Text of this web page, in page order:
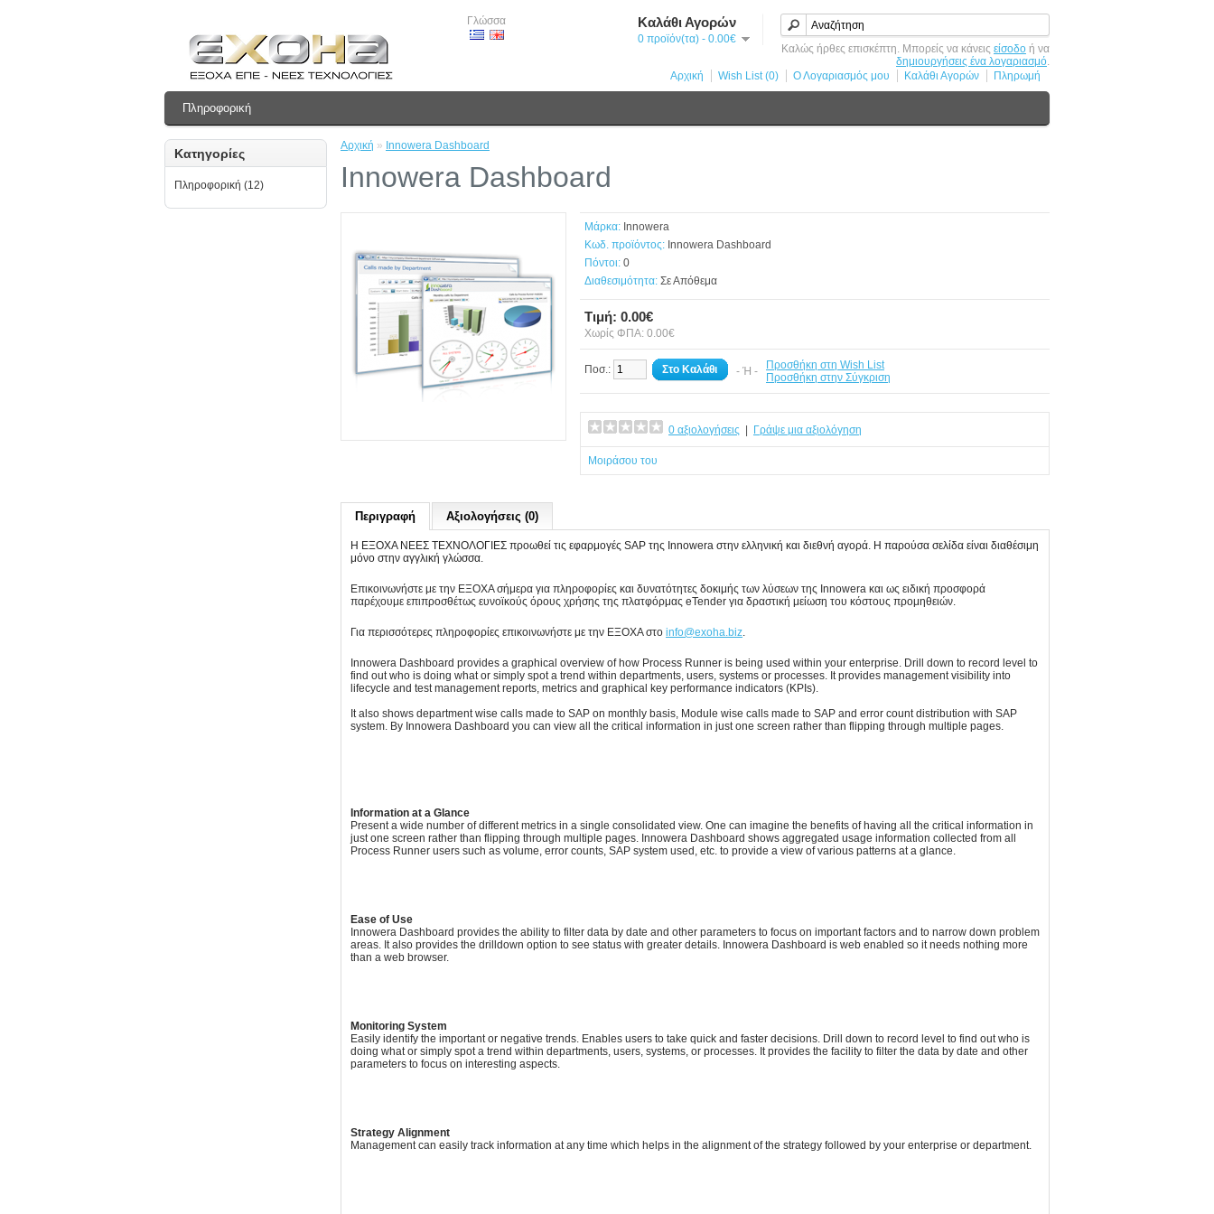
Γλώσσα Καλάθι Αγορών
0 προϊόν(τα) - 0.00€
Καλώς ήρθες επισκέπτη. Μπορείς να κάνεις είσοδο ή να
δημιουργήσεις ένα λογαριασμό.
Αρχική
Wish List (0) Ο Λογαριασμός μου Καλάθι Αγορών Πληρωμή
Πληροφορική
Κατηγορίες
Πληροφορική (12)
Αρχική » Innowera Dashboard
Innowera Dashboard
Μάρκα: Innowera
Κωδ. προϊόντος: Innowera Dashboard
Πόντοι: 0
Διαθεσιμότητα: Σε Απόθεμα
Τιμή: 0.00€
Χωρίς ΦΠΑ: 0.00€
Ποσ.: Στο Καλάθι - Ή -
Προσθήκη στη Wish List
Προσθήκη στην Σύγκριση
0 αξιολογήσεις Γράψε μια αξιολόγηση
Μοιράσου του
Περιγραφή Αξιολογήσεις (0)
Η ΕΞΟΧΑ ΝΕΕΣ ΤΕΧΝΟΛΟΓΙΕΣ προωθεί τις εφαρμογές SAP της Innowera στην ελληνική και διεθνή αγορά. Η παρούσα σελίδα είναι διαθέσιμη
μόνο στην αγγλική γλώσσα.
Επικοινωνήστε με την ΕΞΟΧΑ σήμερα για πληροφορίες και δυνατότητες δοκιμής των λύσεων της Innowera και ως ειδική προσφορά
παρέχουμε επιπροσθέτως ευνοϊκούς όρους χρήσης της πλατφόρμας eTender για δραστική μείωση του κόστους προμηθειών.
Για περισσότερες πληροφορίες επικοινωνήστε με την ΕΞΟΧΑ στο info@exoha.biz.
Innowera Dashboard provides a graphical overview of how Process Runner is being used within your enterprise. Drill down to record level to
find out who is doing what or simply spot a trend within departments, users, systems or processes. It provides management visibility into
lifecycle and test management reports, metrics and graphical key performance indicators (KPIs).
It also shows department wise calls made to SAP on monthly basis, Module wise calls made to SAP and error count distribution with SAP
system. By Innowera Dashboard you can view all the critical information in just one screen rather than flipping through multiple pages.
Information at a Glance
Present a wide number of different metrics in a single consolidated view. One can imagine the benefits of having all the critical information in
just one screen rather than flipping through multiple pages. Innowera Dashboard shows aggregated usage information collected from all
Process Runner users such as volume, error counts, SAP system used, etc. to provide a view of various patterns at a glance.
Ease of Use
Innowera Dashboard provides the ability to filter data by date and other parameters to focus on important factors and to narrow down problem
areas. It also provides the drilldown option to see status with greater details. Innowera Dashboard is web enabled so it needs nothing more
than a web browser.
Monitoring System
Easily identify the important or negative trends. Enables users to take quick and faster decisions. Drill down to record level to find out who is
doing what or simply spot a trend within departments, users, systems, or processes. It provides the facility to filter the data by date and other
parameters to focus on interesting aspects.
Strategy Alignment
Management can easily track information at any time which helps in the alignment of the strategy followed by your enterprise or department.